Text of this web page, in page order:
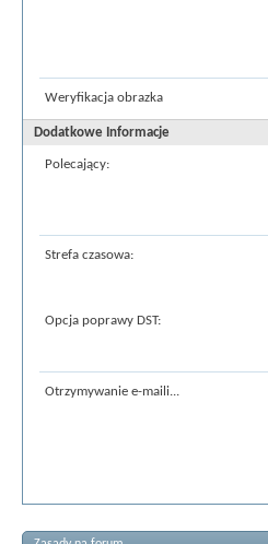
Weryfikacja obrazka
Dodatkowe Informacje
Polecający:
Strefa czasowa:
Opcja poprawy DST:
Otrzymywanie e-maili...